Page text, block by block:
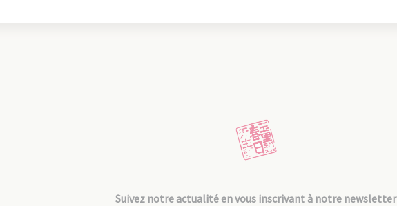
Suivez notre actualité en vous inscrivant à notre newsletter